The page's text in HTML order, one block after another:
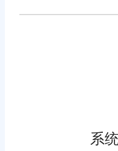
别标明外，均来源于网络
单位或个人认为本网站中
明及详细不实或侵权情况
系